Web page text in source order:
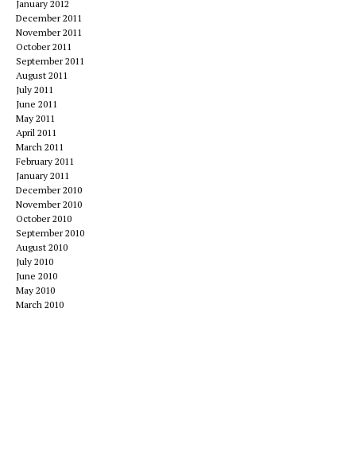
January 2012
December 2011
November 2011
October 2011
September 2011
August 2011
July 2011
June 2011
May 2011
April 2011
March 2011
February 2011
January 2011
December 2010
November 2010
October 2010
September 2010
August 2010
July 2010
June 2010
May 2010
March 2010